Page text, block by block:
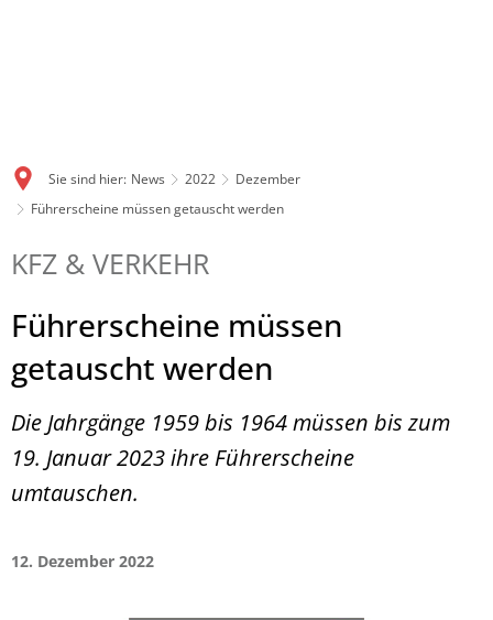
Sie sind hier: News 2022
Dezember
Führerscheine müssen getauscht werden
KFZ & VERKEHR
Führerscheine müssen
getauscht werden
Die Jahrgänge 1959 bis 1964 müssen bis zum
19. Januar 2023 ihre Führerscheine
umtauschen.
12. Dezember 2022